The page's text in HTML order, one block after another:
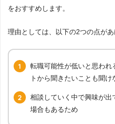
をおすすめします。
理由としては、以下の2つの点があ
転職可能性が低いと思われ
トから聞きたいことも聞
相談していく中で興味が出
場合もあるため